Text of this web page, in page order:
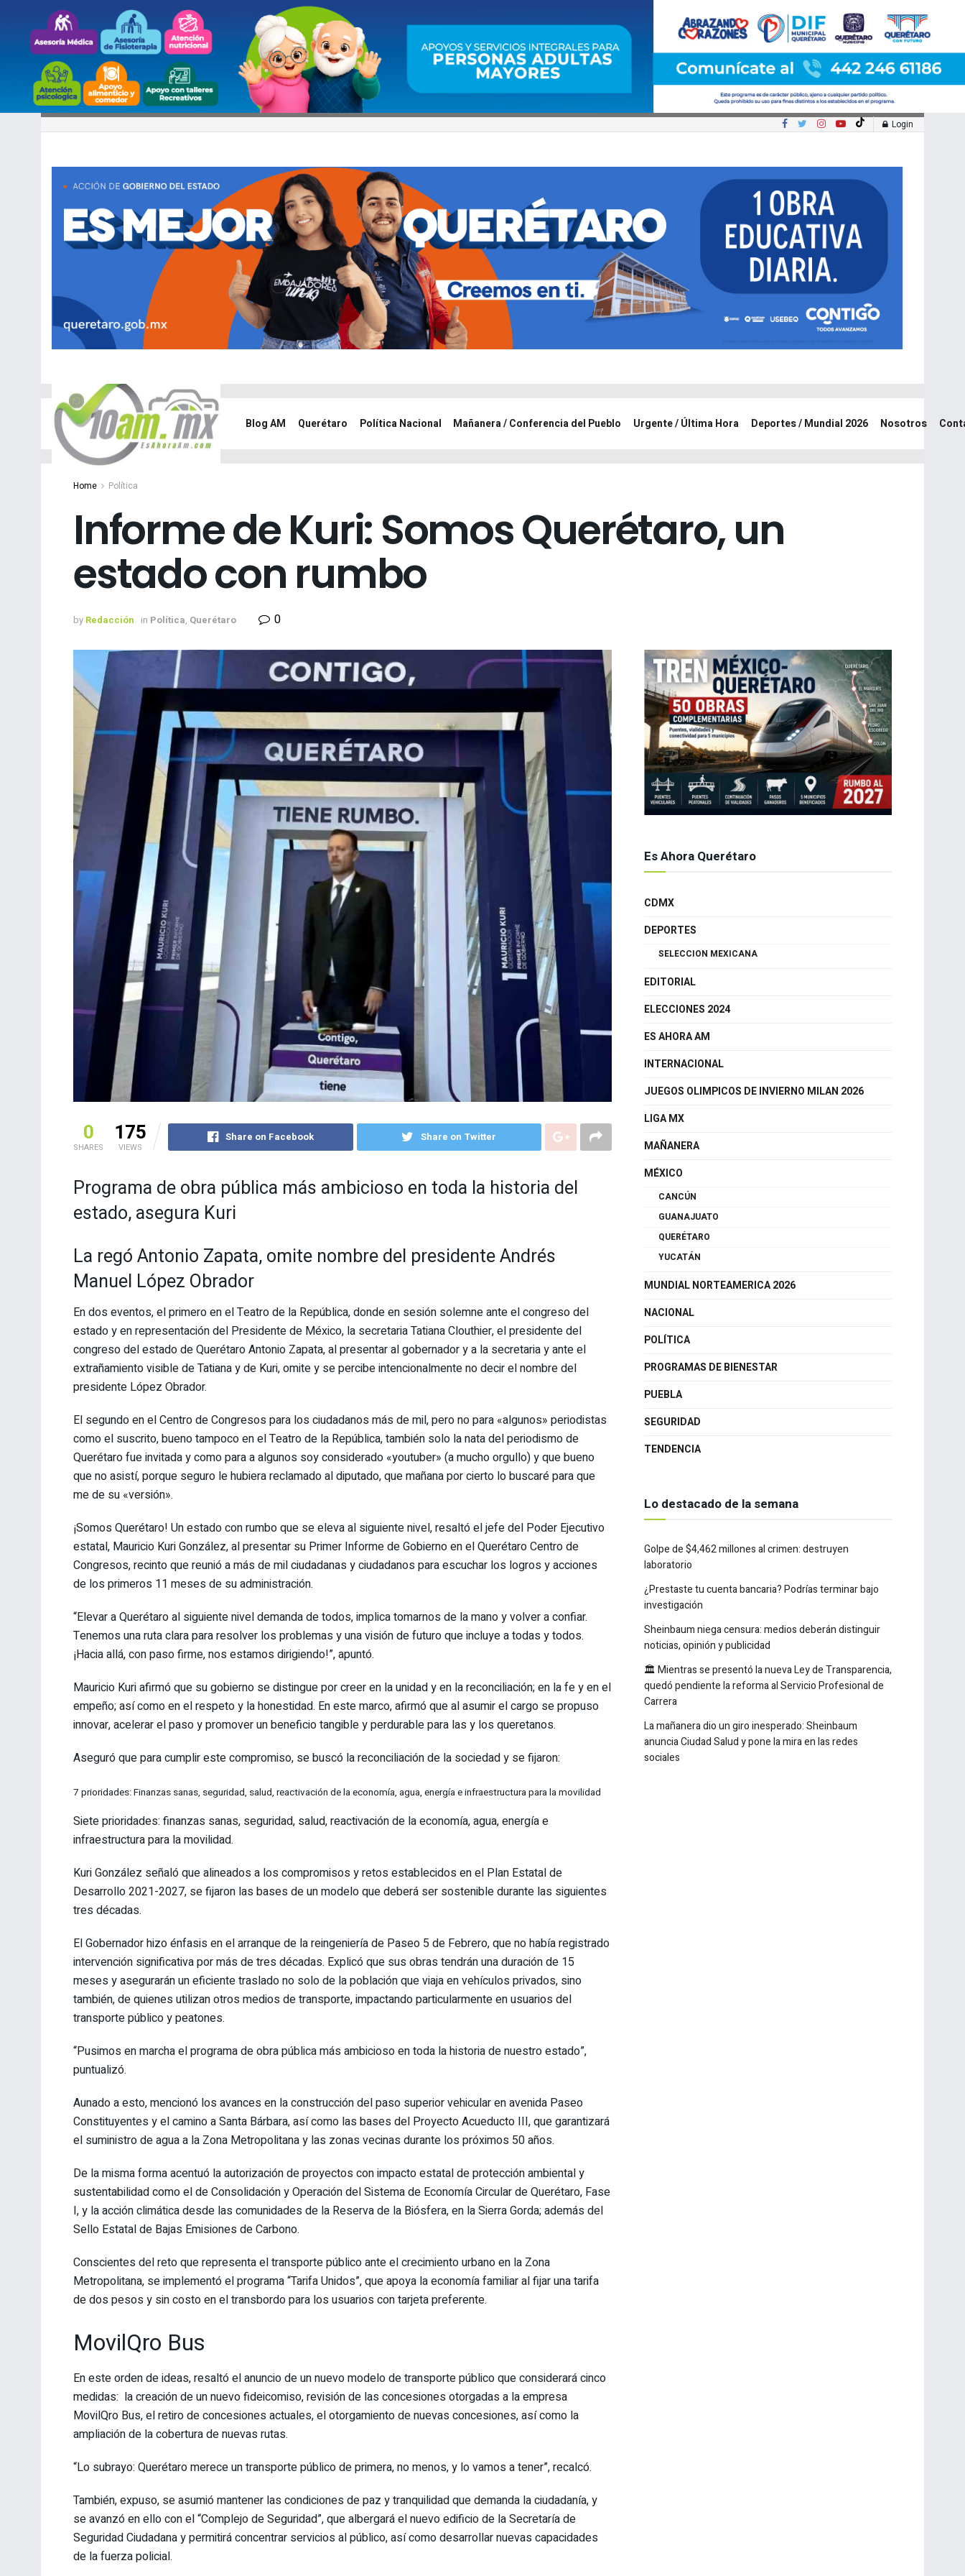
Login
Blog AM Querétaro Política Nacional Mañanera / Conferencia del Pueblo Urgente / Última Hora Deportes / Mundial 2026 Nosotros
Home Política
Informe de Kuri: Somos Querétaro, un
estado con rumbo
by Redacción in Política, Querétaro 0
0
SHARES
175
VIEWS
Share on Facebook Share on Twitter
Programa de obra pública más ambicioso en toda la historia del
estado, asegura Kuri
La regó Antonio Zapata, omite nombre del presidente Andrés
Manuel López Obrador
En dos eventos, el primero en el Teatro de la República, donde en sesión solemne ante el congreso del
estado y en representación del Presidente de México, la secretaria Tatiana Clouthier, el presidente del
congreso del estado de Querétaro Antonio Zapata, al presentar al gobernador y a la secretaria y ante el
extrañamiento visible de Tatiana y de Kuri, omite y se percibe intencionalmente no decir el nombre del
presidente López Obrador.
El segundo en el Centro de Congresos para los ciudadanos más de mil, pero no para «algunos» periodistas
como el suscrito, bueno tampoco en el Teatro de la República, también solo la nata del periodismo de
Querétaro fue invitada y como para a algunos soy considerado «youtuber» (a mucho orgullo) y que bueno
que no asistí, porque seguro le hubiera reclamado al diputado, que mañana por cierto lo buscaré para que
me de su «versión».
¡Somos Querétaro! Un estado con rumbo que se eleva al siguiente nivel, resaltó el jefe del Poder Ejecutivo
estatal, Mauricio Kuri González, al presentar su Primer Informe de Gobierno en el Querétaro Centro de
Congresos, recinto que reunió a más de mil ciudadanas y ciudadanos para escuchar los logros y acciones
de los primeros 11 meses de su administración.
“Elevar a Querétaro al siguiente nivel demanda de todos, implica tomarnos de la mano y volver a confiar.
Tenemos una ruta clara para resolver los problemas y una visión de futuro que incluye a todas y todos.
¡Hacia allá, con paso firme, nos estamos dirigiendo!”, apuntó.
Mauricio Kuri afirmó que su gobierno se distingue por creer en la unidad y en la reconciliación; en la fe y en el
empeño; así como en el respeto y la honestidad. En este marco, afirmó que al asumir el cargo se propuso
innovar, acelerar el paso y promover un beneficio tangible y perdurable para las y los queretanos.
Aseguró que para cumplir este compromiso, se buscó la reconciliación de la sociedad y se fijaron:
7 prioridades: Finanzas sanas, seguridad, salud, reactivación de la economía, agua, energía e infraestructura para la movilidad
Siete prioridades: finanzas sanas, seguridad, salud, reactivación de la economía, agua, energía e
infraestructura para la movilidad.
Kuri González señaló que alineados a los compromisos y retos establecidos en el Plan Estatal de
Desarrollo 2021-2027, se fijaron las bases de un modelo que deberá ser sostenible durante las siguientes
tres décadas.
El Gobernador hizo énfasis en el arranque de la reingeniería de Paseo 5 de Febrero, que no había registrado
intervención significativa por más de tres décadas. Explicó que sus obras tendrán una duración de 15
meses y asegurarán un eficiente traslado no solo de la población que viaja en vehículos privados, sino
también, de quienes utilizan otros medios de transporte, impactando particularmente en usuarios del
transporte público y peatones.
“Pusimos en marcha el programa de obra pública más ambicioso en toda la historia de nuestro estado”,
puntualizó.
Aunado a esto, mencionó los avances en la construcción del paso superior vehicular en avenida Paseo
Constituyentes y el camino a Santa Bárbara, así como las bases del Proyecto Acueducto III, que garantizará
el suministro de agua a la Zona Metropolitana y las zonas vecinas durante los próximos 50 años.
De la misma forma acentuó la autorización de proyectos con impacto estatal de protección ambiental y
sustentabilidad como el de Consolidación y Operación del Sistema de Economía Circular de Querétaro, Fase
I, y la acción climática desde las comunidades de la Reserva de la Biósfera, en la Sierra Gorda; además del
Sello Estatal de Bajas Emisiones de Carbono.
Conscientes del reto que representa el transporte público ante el crecimiento urbano en la Zona
Metropolitana, se implementó el programa “Tarifa Unidos”, que apoya la economía familiar al fijar una tarifa
de dos pesos y sin costo en el transbordo para los usuarios con tarjeta preferente.
MovilQro Bus
En este orden de ideas, resaltó el anuncio de un nuevo modelo de transporte público que considerará cinco
medidas: la creación de un nuevo fideicomiso, revisión de las concesiones otorgadas a la empresa
MovilQro Bus, el retiro de concesiones actuales, el otorgamiento de nuevas concesiones, así como la
ampliación de la cobertura de nuevas rutas.
“Lo subrayo: Querétaro merece un transporte público de primera, no menos, y lo vamos a tener”, recalcó.
También, expuso, se asumió mantener las condiciones de paz y tranquilidad que demanda la ciudadanía, y
se avanzó en ello con el “Complejo de Seguridad”, que albergará el nuevo edificio de la Secretaría de
Seguridad Ciudadana y permitirá concentrar servicios al público, así como desarrollar nuevas capacidades
de la fuerza policial.
Es Ahora Querétaro
CDMX
DEPORTES
SELECCION MEXICANA
EDITORIAL
ELECCIONES 2024
ES AHORA AM
INTERNACIONAL
JUEGOS OLIMPICOS DE INVIERNO MILAN 2026
LIGA MX
MAÑANERA
MÉXICO
QUERÉTARO
YUCATÁN
MUNDIAL NORTEAMERICA 2026
NACIONAL
POLÍTICA
PROGRAMAS DE BIENESTAR
PUEBLA
TENDENCIA
Lo destacado de la semana
Golpe de $4,462 millones al crimen: destruyen
laboratorio
¿Prestaste tu cuenta bancaria? Podrías terminar bajo
investigación
Sheinbaum niega censura: medios deberán distinguir
noticias, opinión y publicidad
🏛️ Mientras se presentó la nueva Ley de Transparencia,
quedó pendiente la reforma al Servicio Profesional de
Carrera